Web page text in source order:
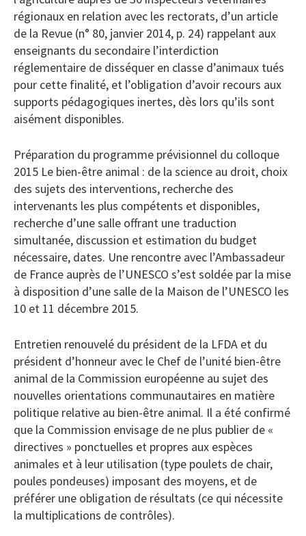
régionaux en relation avec les rectorats, d’un article
de la Revue (n° 80, janvier 2014, p. 24) rappelant aux
enseignants du secondaire l’interdiction
réglementaire de disséquer en classe d’animaux tués
pour cette finalité, et l’obligation d’avoir recours aux
supports pédagogiques inertes, dès lors qu’ils sont
aisément disponibles.
Préparation du programme prévisionnel du colloque
2015 Le bien-être animal : de la science au droit, choix
des sujets des interventions, recherche des
intervenants les plus compétents et disponibles,
recherche d’une salle offrant une traduction
simultanée, discussion et estimation du budget
nécessaire, dates. Une rencontre avec l’Ambassadeur
de France auprès de l’UNESCO s’est soldée par la mise
à disposition d’une salle de la Maison de l’UNESCO les
10 et 11 décembre 2015.
Entretien renouvelé du président de la LFDA et du
président d’honneur avec le Chef de l’unité bien-être
animal de la Commission européenne au sujet des
nouvelles orientations communautaires en matière
politique relative au bien-être animal. Il a été confirmé
que la Commission envisage de ne plus publier de «
directives » ponctuelles et propres aux espèces
animales et à leur utilisation (type poulets de chair,
poules pondeuses) imposant des moyens, et de
préférer une obligation de résultats (ce qui nécessite
la multiplications de contrôles).